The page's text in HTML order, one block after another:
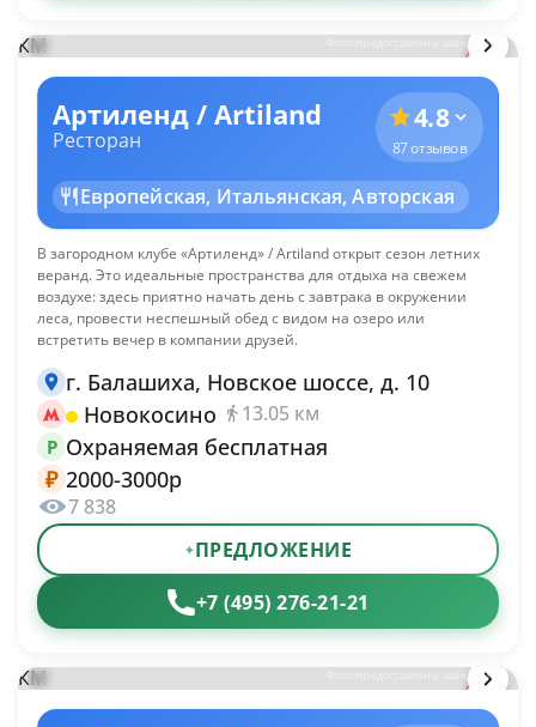
Фото предоставлены заведением
КМ
Артиленд / Artiland
Ресторан
4.8
87 отзывов
Европейская, Итальянская, Авторская
В загородном клубе «Артиленд» / Artiland открыт сезон летних
веранд. Это идеальные пространства для отдыха на свежем
воздухе: здесь приятно начать день с завтрака в окружении
леса, провести неспешный обед с видом на озеро или
встретить вечер в компании друзей.
г. Балашиха, Новское шоссе, д. 10
Новокосино
13.05 км
P Охраняемая бесплатная
₽ 2000-3000р
7 838
ПРЕДЛОЖЕНИЕ
+7 (495) 276-21-21
Фото предоставлены заведением
КМ